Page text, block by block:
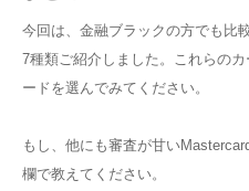
今回は、金融ブラックの方でも比
7種類ご紹介しました。これらの
ードを選んでみてください。
もし、他にも審査が甘い
欄で教えてください。